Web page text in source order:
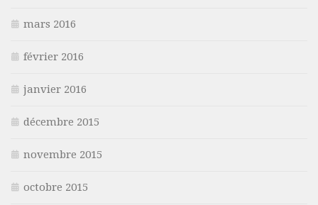
mars 2016
février 2016
janvier 2016
décembre 2015
novembre 2015
octobre 2015